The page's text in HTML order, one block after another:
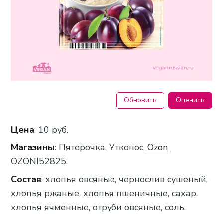
Обновить Оценить
Цена: 10 руб.
Магазины: Пятерочка, Утконос,Ozon
OZONI52825.
Состав: хлопья овсяные, чернослив сушеный,
хлопья ржаные, хлопья пшеничные, сахар,
хлопья ячменные, отруби овсяные, соль.